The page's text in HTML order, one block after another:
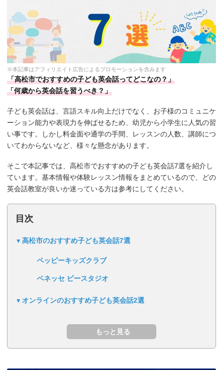
※本記事はアフィリエイト広告によるプロモーションを含みます
「高松市でおすすめの子ども英会話ってどこなの？」
「何歳から英会話を習うべき？」
子ども英会話は、言語スキル向上だけでなく、お子様のコミュニケ
ーション能力や表現力を伸ばせるため、幼児から小学生に人気の習
い事です。しかし料金面や通学の手間、レッスンの人数、講師につ
いてわからないなど、様々な懸念があります。
そこで本記事では、高松市でおすすめの子ども英会話7選を紹介し
ています。基本情報や体験レッスン情報をまとめているので、どの
英会話教室が良いか迷っている方は参考にしてください。
目次
高松市のおすすめ子ども英会話7選
ペッピーキッズクラブ
ベネッセ ビースタジオ
オンラインのおすすめ子ども英会話2選